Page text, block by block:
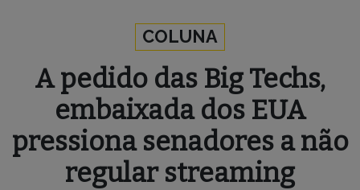
COLUNA
A pedido das Big Techs,
embaixada dos EUA
pressiona senadores a não
regular streaming